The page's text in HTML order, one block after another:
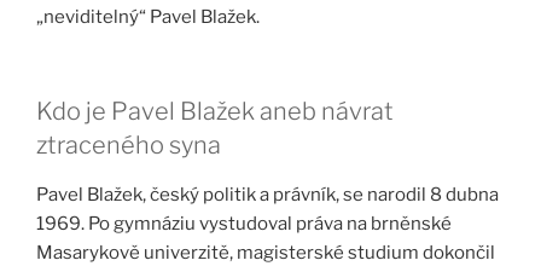
„neviditelný“ Pavel Blažek.
Kdo je Pavel Blažek aneb návrat
ztraceného syna
Pavel Blažek, český politik a právník, se narodil 8 dubna
1969. Po gymnáziu vystudoval práva na brněnské
Masarykově univerzitě, magisterské studium dokončil